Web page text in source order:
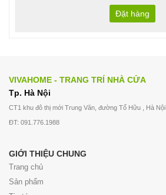
Đặt hàng
VIVAHOME - TRANG TRÍ NHÀ CỬA
Tp. Hà Nội
CT1 khu đô thị mới Trung Văn, đường Tố Hữu , Hà Nội
ĐT: 091.776.1988
GIỚI THIỆU CHUNG
Trang chủ
Sản phẩm